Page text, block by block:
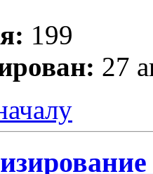
199
27